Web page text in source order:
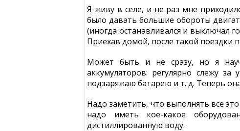
Я живу в селе, и не раз мне
было давать большие обороты
(иногда останавливался и выключал
Приехав домой, после такой поездки
Может быть и не сразу, но я
аккумуляторов: регулярно слежу
подзаряжаю батарею и т. д. Теперь
Надо заметить, что выполнять все
надо иметь кое-какое
дистиллированную воду.